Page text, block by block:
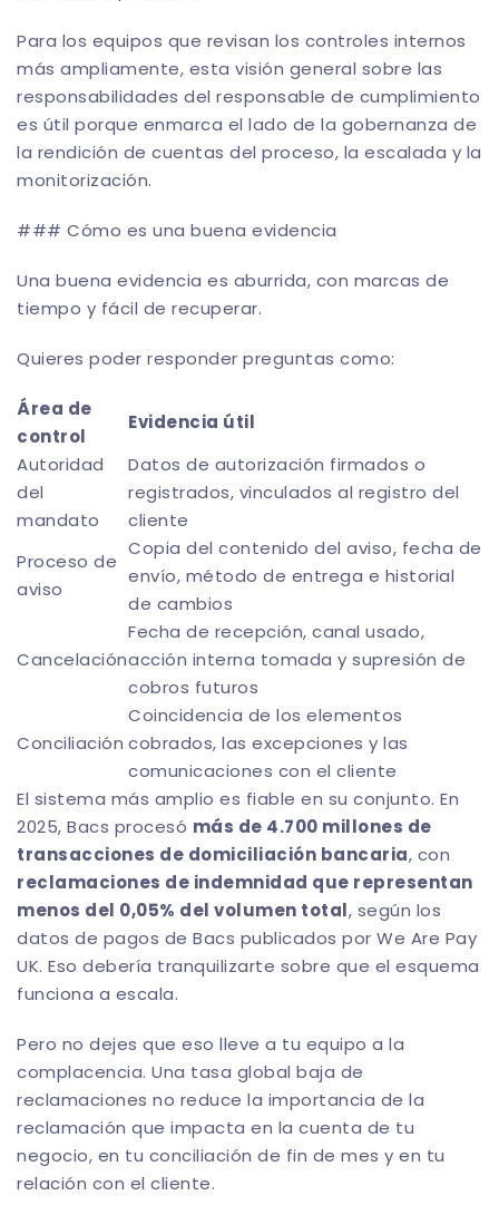
Para los equipos que revisan los controles internos
más ampliamente, esta visión general sobre las
responsabilidades del responsable de cumplimiento
es útil porque enmarca el lado de la gobernanza de
la rendición de cuentas del proceso, la escalada y la
monitorización.
### Cómo es una buena evidencia
Una buena evidencia es aburrida, con marcas de
tiempo y fácil de recuperar.
Quieres poder responder preguntas como:
Área de
control
Evidencia útil
Autoridad
del
mandato
Datos de autorización firmados o
registrados, vinculados al registro del
cliente
Proceso de
aviso
Copia del contenido del aviso, fecha de
envío, método de entrega e historial
de cambios
Cancelación
Fecha de recepción, canal usado,
acción interna tomada y supresión de
cobros futuros
Conciliación
Coincidencia de los elementos
cobrados, las excepciones y las
comunicaciones con el cliente
El sistema más amplio es fiable en su conjunto. En
2025, Bacs procesó más de 4.700 millones de
transacciones de domiciliación bancaria, con
reclamaciones de indemnidad que representan
menos del 0,05% del volumen total, según los
datos de pagos de Bacs publicados por We Are Pay
UK. Eso debería tranquilizarte sobre que el esquema
funciona a escala.
Pero no dejes que eso lleve a tu equipo a la
complacencia. Una tasa global baja de
reclamaciones no reduce la importancia de la
reclamación que impacta en la cuenta de tu
negocio, en tu conciliación de fin de mes y en tu
relación con el cliente.